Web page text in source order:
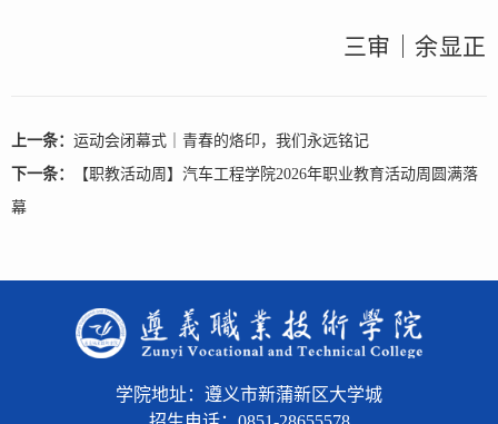
三审｜余显正
上一条： 运动会闭幕式｜青春的烙印，我们永远铭记
下一条：
【职教活动周】汽车工程学院2026年职业教育活动周圆满落
幕
学院地址：遵义市新蒲新区大学城